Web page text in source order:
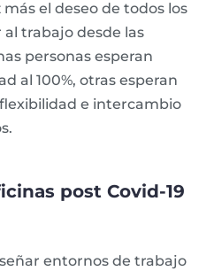
el deseo de todos los
trabajo desde las
personas esperan
al 100%, otras esperan
e intercambio
post Covid-19
entornos de trabajo